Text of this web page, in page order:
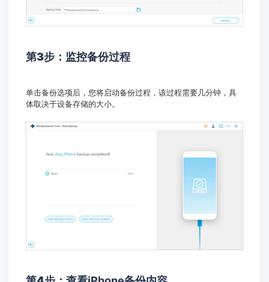
第3步： 监控备份过程
单击备份选项后，您将启动备份过程，该过程需要几分钟，具
体取决于设备存储的大小。